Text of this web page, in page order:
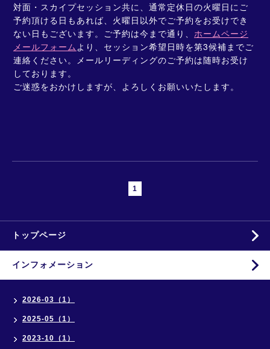
対面・スカイプセッション共に、通常定休日の火曜日にご
予約頂ける日もあれば、 火曜日以外でご予約をお受けでき
ない日もございます。 ご予約は今まで通り、 ホームページ
メールフォームより、 セッション希望日時を第3候補までご
連絡ください。メールリーディングのご予約は随時お受け
しております。
ご迷惑をおかけしますが、よろしくお願いいたします。
1
トップページ
インフォメーション
2026-03（1）
2025-05（1）
2023-10（1）